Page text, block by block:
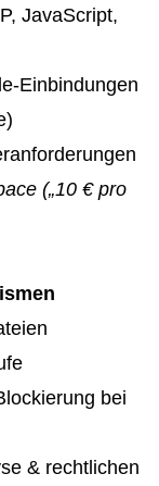
JavaScript,
Einbindungen
(„10 € pro
bei
& rechtlichen